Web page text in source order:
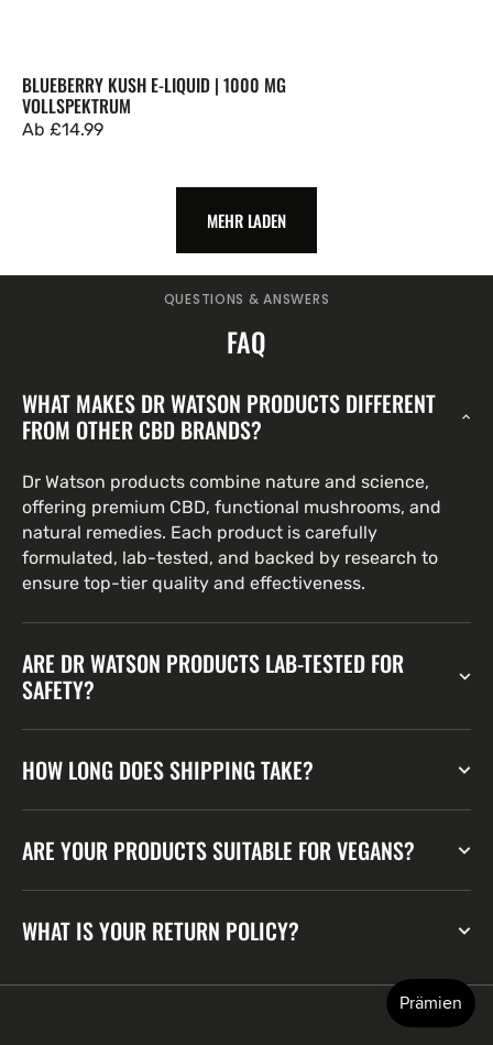
BLUEBERRY KUSH E-LIQUID | 1000 MG
VOLLSPEKTRUM
Regulärer
Ab £14.99
MEHR LADEN
QUESTIONS & ANSWERS
FAQ
WHAT MAKES DR WATSON PRODUCTS DIFFERENT
FROM OTHER CBD BRANDS?
Dr Watson products combine nature and science,
offering premium CBD, functional mushrooms, and
natural remedies. Each product is carefully
formulated, lab-tested, and backed by research to
ensure top-tier quality and effectiveness.
ARE DR WATSON PRODUCTS LAB-TESTED FOR
SAFETY?
HOW LONG DOES SHIPPING TAKE?
ARE YOUR PRODUCTS SUITABLE FOR VEGANS?
WHAT IS YOUR RETURN POLICY?